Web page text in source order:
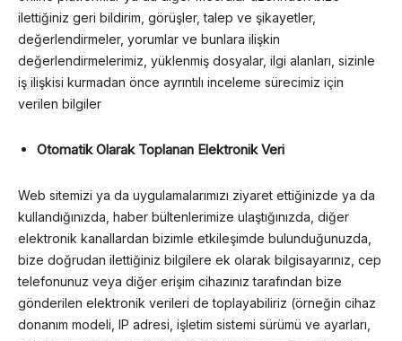
ilettiğiniz geri bildirim, görüşler, talep ve şikayetler,
değerlendirmeler, yorumlar ve bunlara ilişkin
değerlendirmelerimiz, yüklenmiş dosyalar, ilgi alanları, sizinle
iş ilişkisi kurmadan önce ayrıntılı inceleme sürecimiz için
verilen bilgiler
Otomatik Olarak Toplanan Elektronik Veri
Web sitemizi ya da uygulamalarımızı ziyaret ettiğinizde ya da
kullandığınızda, haber bültenlerimize ulaştığınızda, diğer
elektronik kanallardan bizimle etkileşimde bulunduğunuzda,
bize doğrudan ilettiğiniz bilgilere ek olarak bilgisayarınız, cep
telefonunuz veya diğer erişim cihazınız tarafından bize
gönderilen elektronik verileri de toplayabiliriz (örneğin cihaz
donanım modeli, IP adresi, işletim sistemi sürümü ve ayarları,